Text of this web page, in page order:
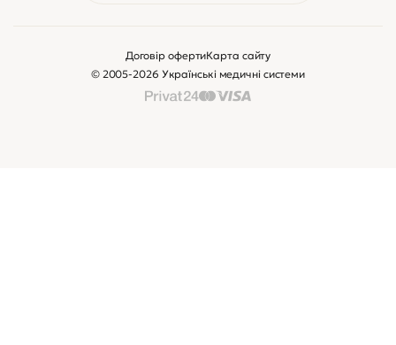
© 2005-2026 Українські медичні системи
Договір офертиКарта сайту